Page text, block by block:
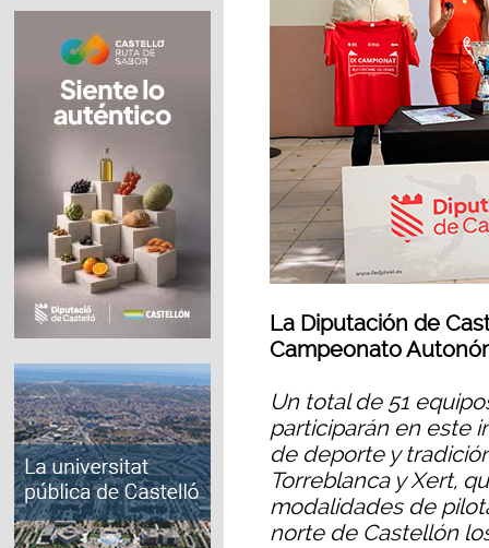
La Diputación de
Campeonato
Un total de 51
participarán en este
de deporte y
Torreblanca y Xert,
modalidades de
norte de Castellón